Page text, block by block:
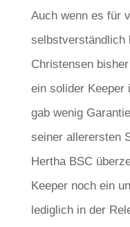
Auch wenn es für
selbstverständlich
Christensen
ein solider
gab wenig
seiner allerersten
Hertha BSC
Keeper noch ein
lediglich in der